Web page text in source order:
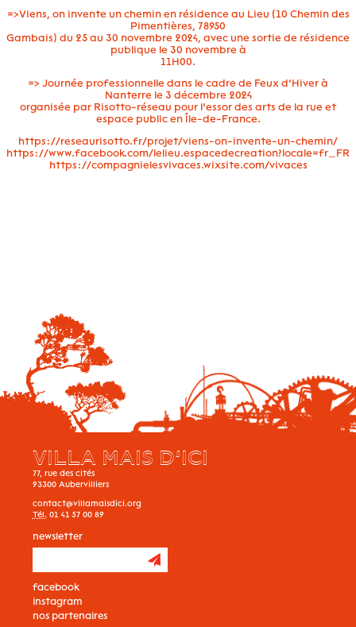
=>Viens, on invente un chemin en résidence au Lieu (10 Chemin des
Pimentières, 78950
Gambais) du 25 au 30 novembre 2024, avec une sortie de résidence
publique le 30 novembre à
11H00.
=> Journée professionnelle dans le cadre de Feux d’Hiver à
Nanterre le 3 décembre 2024
organisée par Risotto-réseau pour l’essor des arts de la rue et
espace public en Île-de-France.
https://reseaurisotto.fr/projet/viens-on-invente-un-chemin/
https://www.facebook.com/lelieu.espacedecreation?locale=fr_FR
https://compagnielesvivaces.wixsite.com/vivaces
newsletter
facebook
instagram
nos partenaires
VILLA MAIS D’ICI
77, rue des cités
93300 Aubervilliers
contact@villamaisdici.org
Tél. 01 41 57 00 89